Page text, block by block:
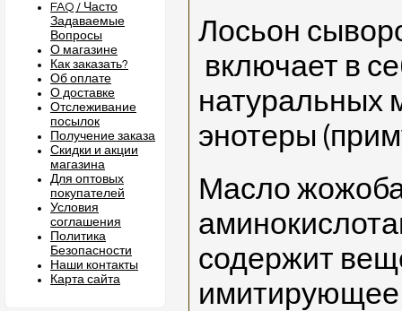
FAQ / Часто
Задаваемые
Вопросы
О магазине
Как заказать?
Об оплате
О доставке
Отслеживание
посылок
Получение заказа
Скидки и акции
магазина
Для оптовых
покупателей
Условия
соглашения
Политика
Безопасности
Наши контакты
Карта сайта
Лосьон
включает в
натуральных
энотеры
Масло
содержит
имитирующее